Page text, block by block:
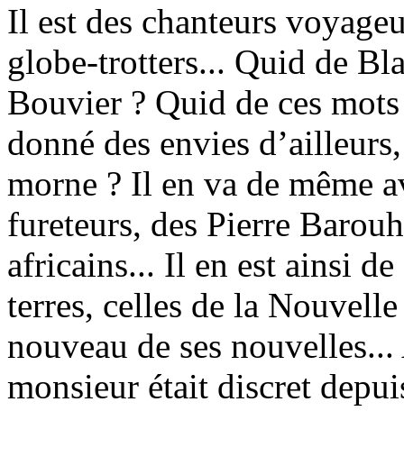
Il est des chanteurs
globe-trotters... Quid de
Bouvier ? Quid de ces
donné des envies
morne ? Il en va de même
fureteurs, des Pierre
africains... Il en est ainsi
terres, celles de la
nouveau de ses
monsieur était discret